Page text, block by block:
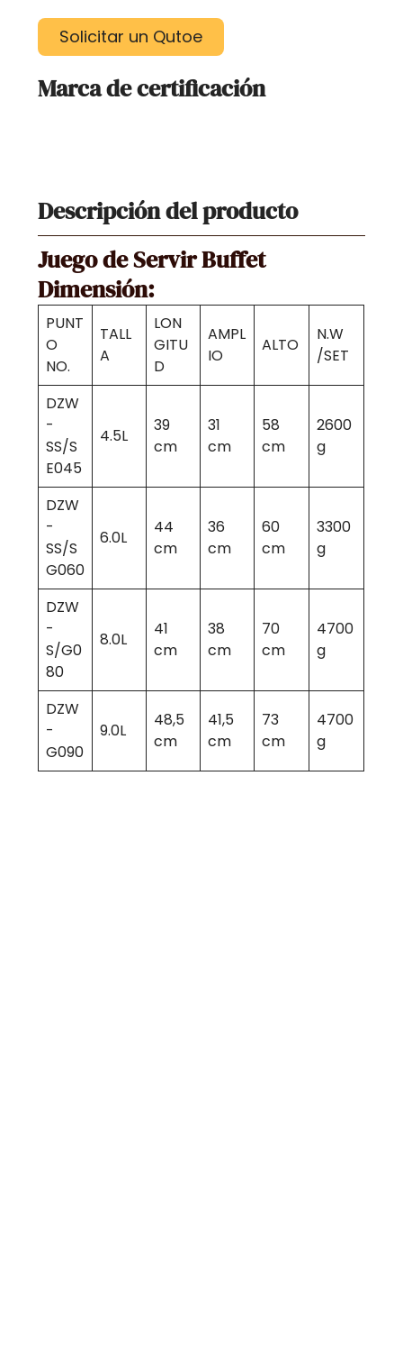
Solicitar un Qutoe
Marca de certificación
Descripción del producto
Juego de Servir Buffet
Dimensión:
PUNT
O
NO.
TALL
A
LON
GITU
D
AMPL
IO
ALTO
N.W
/SET
DZW
-
SS/S
E045
4.5L
39
cm
31
cm
58
cm
2600
g
DZW
-
SS/S
G060
6.0L
44
cm
36
cm
60
cm
3300
g
DZW
-
S/G0
80
8.0L
41
cm
38
cm
70
cm
4700
g
DZW
-
G090
9.0L
48,5
cm
41,5
cm
73
cm
4700
g